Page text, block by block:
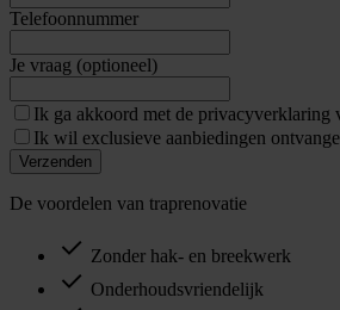
Telefoonnummer
Je vraag (optioneel)
Ik ga akkoord met de privacyverklaring
Ik wil exclusieve aanbiedingen
Verzenden
De voordelen van traprenovatie
Zonder hak- en breekwerk
Onderhoudsvriendelijk